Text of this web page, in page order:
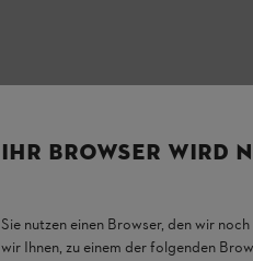
IHR BROWSER WIRD
Sie nutzen einen Browser, den wir
wir Ihnen, zu einem der folgenden